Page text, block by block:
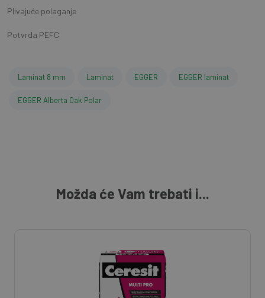
Plivajuće polaganje
Potvrda PEFC
Laminat 8 mm Laminat EGGER EGGER laminat
EGGER Alberta Oak Polar
Možda će Vam trebati i...